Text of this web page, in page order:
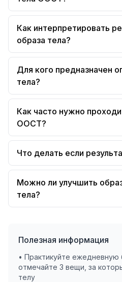
Как интерпретировать
образа тела?
Для кого предназначен
тела?
Как часто нужно
ООСТ?
Что делать если
Можно ли улучшить
тела?
Полезная информация
• Практикуйте ежедневную
отмечайте 3 вещи, за
телу